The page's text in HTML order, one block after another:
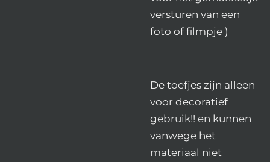
versturen van een
foto of filmpje )
De toefjes zijn alleen
voor decoratief
gebruik!! en kunnen
vanwege het
materiaal niet